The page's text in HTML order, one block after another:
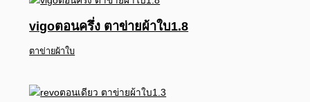
vigoตอนครึ่ง ตาข่ายผ้าใบ1.8
ตาข่ายผ้าใบ